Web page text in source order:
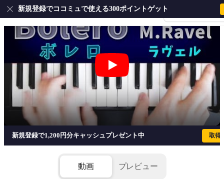
会員登録・ログイ
新規登録でココミュで使える300ポイントゲット
ボレロ (トイピアノ / クラシック) -
新規登録で1,200円分キャッシュプレゼント中 取得
動画 プレビュー